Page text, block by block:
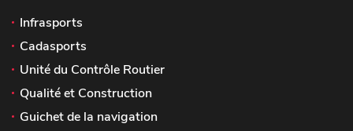
Infrasports
Cadasports
Unité du Contrôle Routier
Qualité et Construction
Guichet de la navigation